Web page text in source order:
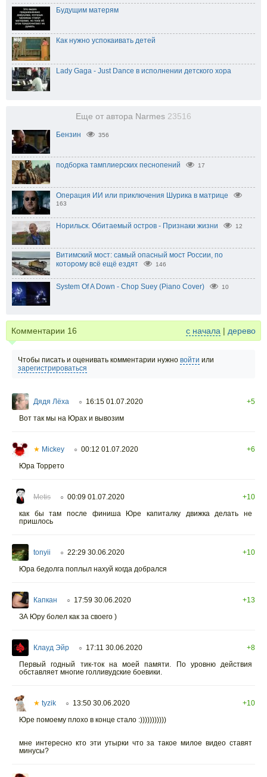
Будущим матерям
Как нужно успокаивать детей
Lady Gaga - Just Dance в исполнении детского хора
Еще от автора Narmes 23516
Бензин 356
подборка тамплиерских песнопений 17
Операция ИИ или приключения Шурика в матрице
163
Норильск. Обитаемый остров - Признаки жизни 12
Витимский мост: самый опасный мост России, по
которому всё ещё ездят
146
System Of A Down - Chop Suey (Piano Cover) 10
Комментарии 16 с начала | дерево
Чтобы писать и оценивать комментарии нужно войти или
зарегистрироваться
Дядя Лёха ○ 16:15 01.07.2020
+5
Вот так мы на Юрах и вывозим
★ Mickey ○ 00:12 01.07.2020
+6
Юра Торрето
Metis ○ 00:09 01.07.2020
+10
как бы там после финиша Юре капиталку движка делать не
пришлось
tonyii ○ 22:29 30.06.2020
+10
Юра бедолга поплыл нахуй когда добрался
Капкан ○ 17:59 30.06.2020
+13
ЗА Юру болел как за своего )
Клауд Эйр ○ 17:11 30.06.2020
+8
Первый годный тик-ток на моей памяти. По уровню действия
обставляет многие голливудские боевики.
★ tyzik ○ 13:50 30.06.2020
+10
Юре помоему плохо в конце стало :)))))))))))
мне интересно кто эти утырки что за такое милое видео ставят
минусы?